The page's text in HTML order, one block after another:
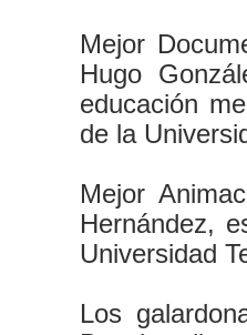
Mejor
Hugo
educación
de la
Mejor
Hernández,
Universidad
Los